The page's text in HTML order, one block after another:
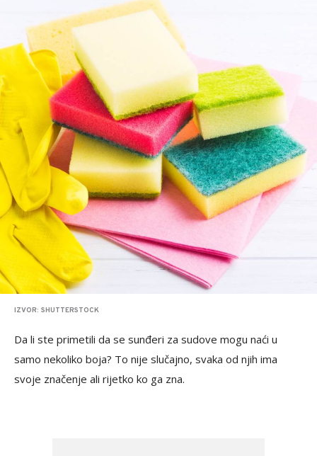
IZVOR: SHUTTERSTOCK
Da li ste primetili da se sunđeri za sudove mogu naći u
samo nekoliko boja? To nije slučajno, svaka od njih ima
svoje značenje ali rijetko ko ga zna.